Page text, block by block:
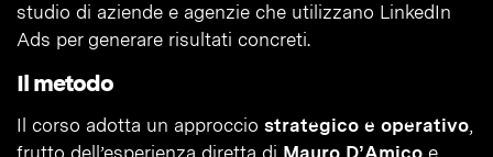
studio di aziende e agenzie che utilizzano LinkedIn
Ads per generare risultati concreti.
Il metodo
Il corso adotta un approccio strategico e operativo,